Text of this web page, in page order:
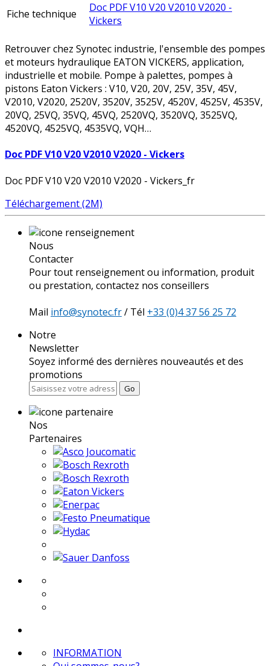
Fiche technique
Doc PDF V10 V20 V2010 V2020 -
Vickers
Retrouver chez Synotec industrie, l'ensemble des pompes
et moteurs hydraulique EATON VICKERS, application,
industrielle et mobile. Pompe à palettes, pompes à
pistons Eaton Vickers : V10, V20, 20V, 25V, 35V, 45V,
V2010, V2020, 2520V, 3520V, 3525V, 4520V, 4525V, 4535V,
20VQ, 25VQ, 35VQ, 45VQ, 2520VQ, 3520VQ, 3525VQ,
4520VQ, 4525VQ, 4535VQ, VQH…
Doc PDF V10 V20 V2010 V2020 - Vickers
Doc PDF V10 V20 V2010 V2020 - Vickers_fr
Téléchargement (2M)
Nous
Contacter
Pour tout renseignement ou information, produit
ou prestation, contactez nos conseillers
Mail info@synotec.fr/ Tél +33 (0)4 37 56 25 72
Notre
Newsletter
Soyez informé des dernières nouveautés et des
promotions
Go
Nos
Partenaires
INFORMATION